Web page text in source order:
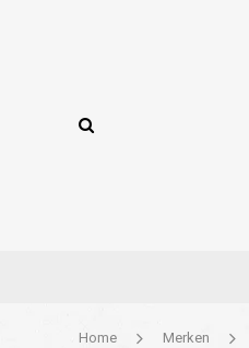
Home Merken